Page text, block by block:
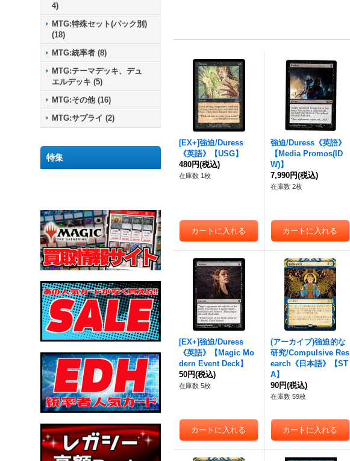
4)
MTG:特殊セット(パック別)
(18)
MTG:統率者 (8)
MTG:テーマデッキ、デュ
エルデッキ (5)
MTG:その他 (16)
MTG:サプライ (2)
特集
[EX+]強迫/Duress
《英語》【USG】
480円(税込)
在庫数 1枚
強迫/Duress《英語》
【Media Promos(ID
W)】
7,990円(税込)
在庫数 2枚
[EX+]強迫/Duress
《英語》【Magic Mo
dern Event Deck】
50円(税込)
在庫数 5枚
(アーカイブ)強迫的な
研究/Compulsive Res
earch《日本語》【ST
A】
90円(税込)
在庫数 59枚